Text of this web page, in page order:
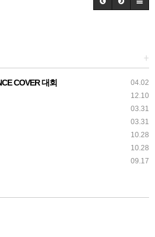
+
04.02
COVER 대회
12.10
03.31
03.31
10.28
10.28
09.17